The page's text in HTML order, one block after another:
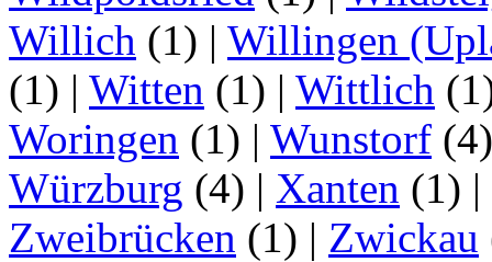
Willich (1) | Willingen
(1) | Witten (1) | Wittlich
Woringen (1) | Wunstorf
Würzburg (4) | Xanten (1) |
Zweibrücken (1) | Zwickau